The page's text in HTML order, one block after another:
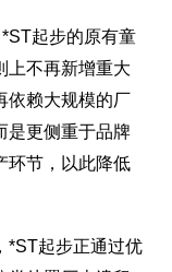
起步的原有童
上不再新增重大
依赖大规模的厂
是更侧重于品牌
环节，以此降低
*ST起步正通过优